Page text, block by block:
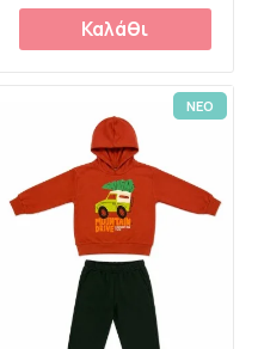
Καλάθι
ΝΕΟ